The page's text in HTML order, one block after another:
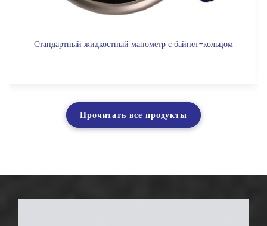
Стандартный жидкостный манометр с байнет-кольцом
Прочитать все продукты